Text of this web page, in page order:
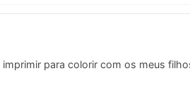
para colorir com os meus